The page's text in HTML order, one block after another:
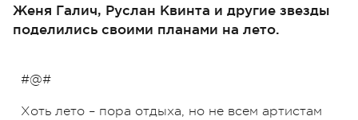
Женя Галич, Руслан Квинта и другие звезды
поделились своими планами на лето.
#@#
Хоть лето – пора отдыха, но не всем артистам